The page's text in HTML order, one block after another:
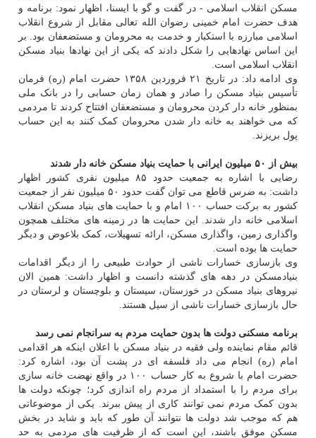
مسکن انقلاب اسلامی - در گفت و گو با ایسنا، اظهار نمود: برنامه و
هدف حضرت امام خمینی رضوان الله تعالی مقابل از شروع انقلاب
اسلامی مبارزه با استکبار و خدمت به محرومان و مستضعفان بود. بر
این اساس نهادهایی را شکل دادند که یکی از این نهادها بنیاد مسکن
انقلاب اسلامی است.
وی ادامه داد: در تاریخ ۲۱ فروردین ۱۳۵۸ حضرت امام (ره) فرمان
تأسیس بنیاد مسکن را صادر و همان زمان حسابی را در بانک ملی
بمنظور خانه دار کردن محرومان و مستضعفان افتتاح کردند تا مردمی
که می خواهند به خانه دار شدن محرومان کمک کنند به این حساب
پول بریزند.
بیش از ۵۰ میلیون ایرانی با حمایت بنیاد مسکن خانه دار شدند
رضایی با اشاره به جمعیت حدود ۸۵ میلیون نفری کشور اظهار
داشت: به ضرس قاطع می توان گفت حدود ۵۰ میلیون نفر از جمعیت
کشور به برکت حساب ۱۰۰ امام و با حمایت های بنیاد مسکن انقلاب
اسلامی خانه دار شدند. این حمایت ها در زمینه های مختلف همچون
واگذاری زمین، واگذاری مسکن، ارائه تسهیلات، کمک بلاعوض و دیگر
حمایت ها بوده است.
‏وی بازسازی خسارات ناشی از حوادث طبیعی را از دیگر اقدامات
بنیادمسکن در دهه های گذشته دانست و اظهار داشت: همین الان
نیروهای بنیاد مسکن در خوزستان، سیستان و بلوچستان و لرستان در
حال بازسازی خسارات ناشی از سیل هستند.
برنامه مسکنی دولت ها بدون حمایت مردم به سرانجام نمی رسد
قائم مقام نماینده ولی فقیه در بنیاد مسکن با اعلان اینکه هر اقدامی
امام (ره) انجام می داد فلسفه ای در پشت آن بود، اشاره کرد:
حضرت امام با شروع به کار حساب ۱۰۰ در واقع نهضت خانه سازی
برای مردم را با استمداد از مردم راه اندازی کرد؛ چونکه دولت ها
بدون کمک مردم نمی توانند کاری از پیش ببرند. یکی از موضوعاتی
هم که موجب شد دولت ها نتوانند آن طور که باید و شاید در بخش
مسکن موفق باشند، این است که از ظرفیت های مردمی به حد